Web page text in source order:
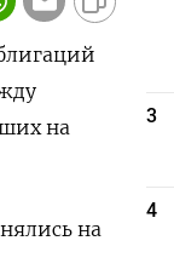
на
на
3
4